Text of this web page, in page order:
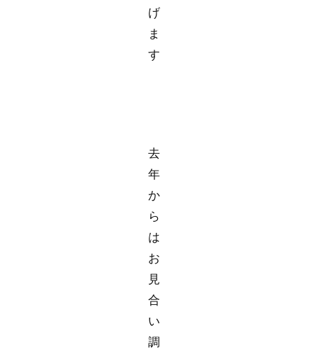
げ
ま
す
去
年
か
ら
は
お
見
合
い
調